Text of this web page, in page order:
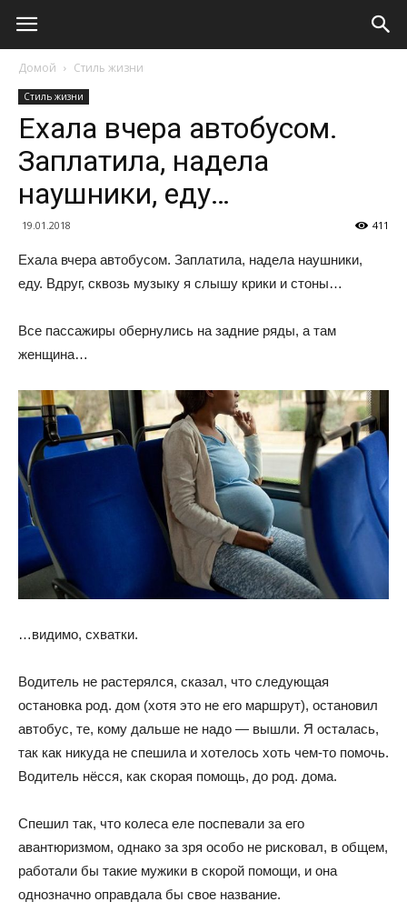
Домой Стиль жизни
Стиль жизни
Ехала вчера автобусом.
Заплатила, надела
наушники, еду…
19.01.2018 411
Ехала вчера автобусом. Заплатила, надела наушники,
еду. Вдруг, сквозь музыку я слышу крики и стоны…
Все пассажиры обернулись на задние ряды, а там
женщина…
…видимо, схватки.
Водитель не растерялся, сказал, что следующая
остановка род. дом (хотя это не его маршрут), остановил
автобус, те, кому дальше не надо — вышли. Я осталась,
так как никуда не спешила и хотелось хоть чем-то помочь.
Водитель нёсся, как скорая помощь, до род. дома.
Спешил так, что колеса еле поспевали за его
авантюризмом, однако за зря особо не рисковал, в общем,
работали бы такие мужики в скорой помощи, и она
однозначно оправдала бы свое название.